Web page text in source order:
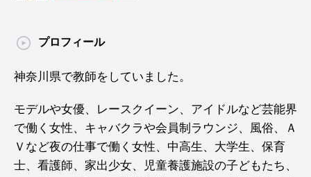
プロフィール
神奈川県で教師をしていました。
モデルや女優、レースクイーン、アイドルなど芸能界
で働く女性、キャバクラや会員制ラウンジ、風俗、Ａ
Ｖなど夜の仕事で働く女性、中高生、大学生、保育
士、看護師、家出少女、児童養護施設の子どもたち、